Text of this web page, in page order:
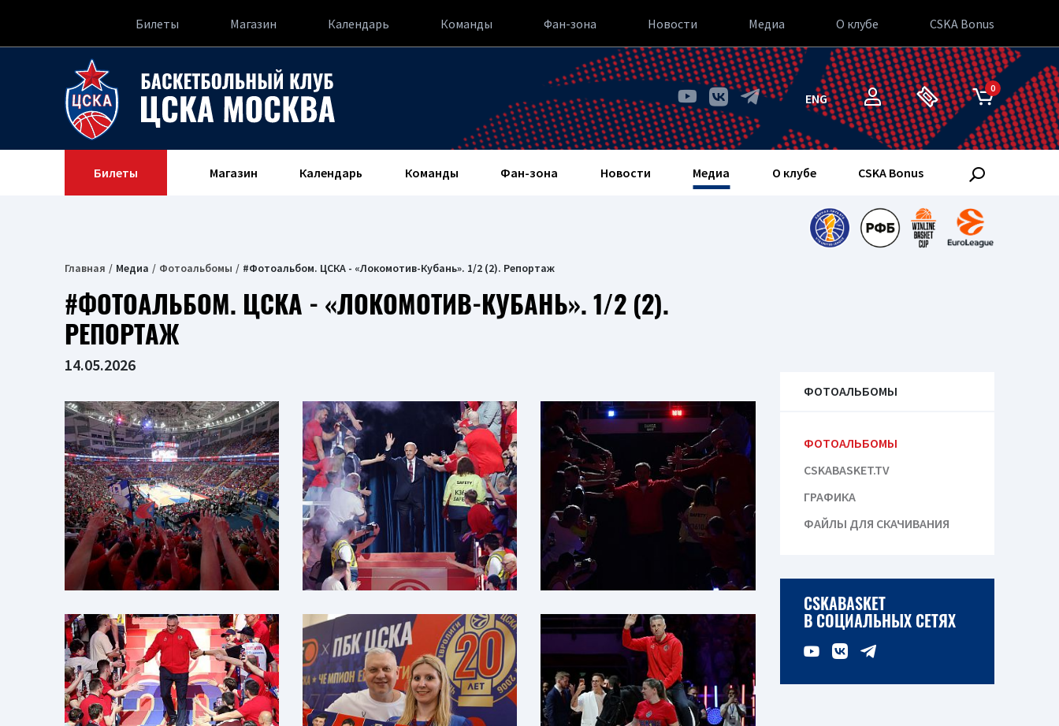
Билеты Магазин Календарь Команды Фан-зона Новости Медиа О клубе CSKA Bonus
ENG
0
Билеты Магазин Календарь Команды Фан-зона Новости Медиа О клубе CSKA Bonus
Главная Медиа Фотоальбомы #Фотоальбом. ЦСКА - «Локомотив-Кубань». 1/2 (2). Репортаж
#ФОТОАЛЬБОМ. ЦСКА - «ЛОКОМОТИВ-КУБАНЬ». 1/2 (2).
РЕПОРТАЖ
14.05.2026
ФОТОАЛЬБОМЫ
ФОТОАЛЬБОМЫ
CSKABASKET.TV
ГРАФИКА
ФАЙЛЫ ДЛЯ СКАЧИВАНИЯ
CSKABASKET
В СОЦИАЛЬНЫХ СЕТЯХ